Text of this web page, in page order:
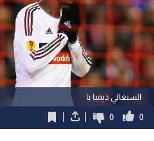
السنغالي ديمبا با
0
0